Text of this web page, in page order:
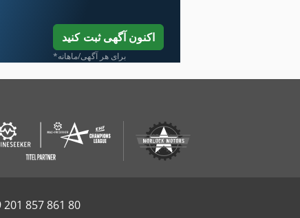
اکنون آگهی ثبت کنید
*برای هر آگهی/ماهانه
201 857 861 80